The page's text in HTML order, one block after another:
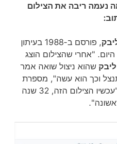
2020 פרסמה נעמה ריבה את הצילום
, פורסם ב-1988 בעיתון
"אחרי שהצילום הוצג
ליבק שהוא ניצול שואה אמר
וכך הוא עשה", מספרת
. "עכשיו הצילום הזה, 32 שנה